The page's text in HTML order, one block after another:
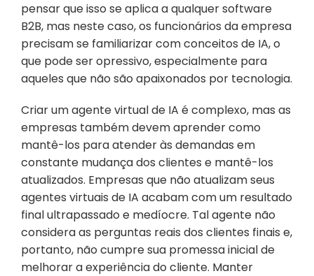
pensar que isso se aplica a qualquer software
B2B, mas neste caso, os funcionários da empresa
precisam se familiarizar com conceitos de IA, o
que pode ser opressivo, especialmente para
aqueles que não são apaixonados por tecnologia.
Criar um agente virtual de IA é complexo, mas as
empresas também devem aprender como
mantê-los para atender às demandas em
constante mudança dos clientes e mantê-los
atualizados. Empresas que não atualizam seus
agentes virtuais de IA acabam com um resultado
final ultrapassado e medíocre. Tal agente não
considera as perguntas reais dos clientes finais e,
portanto, não cumpre sua promessa inicial de
melhorar a experiência do cliente. Manter